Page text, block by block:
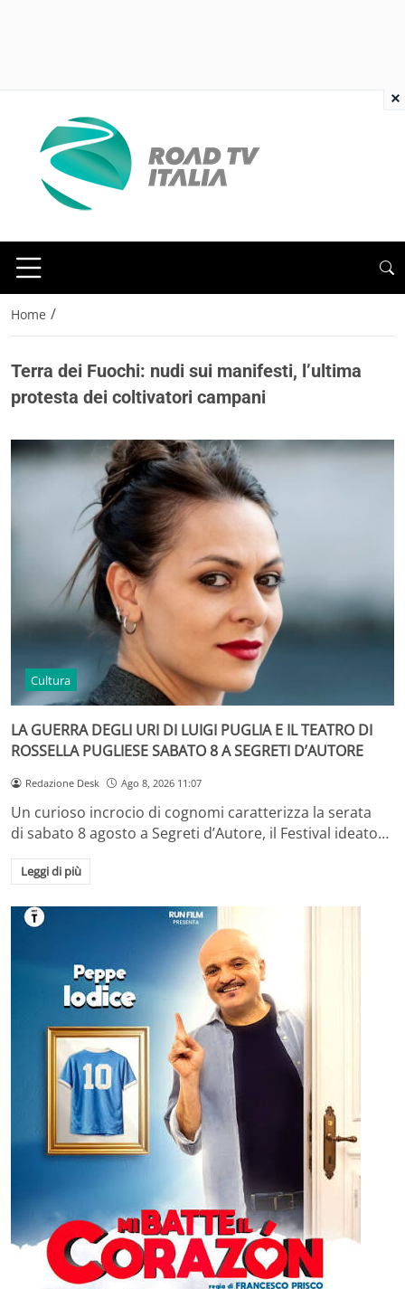
Home /
Terra dei Fuochi: nudi sui manifesti, l’ultima
protesta dei coltivatori campani
Cultura
LA GUERRA DEGLI URI DI LUIGI PUGLIA E IL TEATRO DI
ROSSELLA PUGLIESE SABATO 8 A SEGRETI D’AUTORE
Redazione Desk Ago 8, 2026 11:07
Un curioso incrocio di cognomi caratterizza la serata
di sabato 8 agosto a Segreti d’Autore, il Festival ideato…
Leggi di più
×